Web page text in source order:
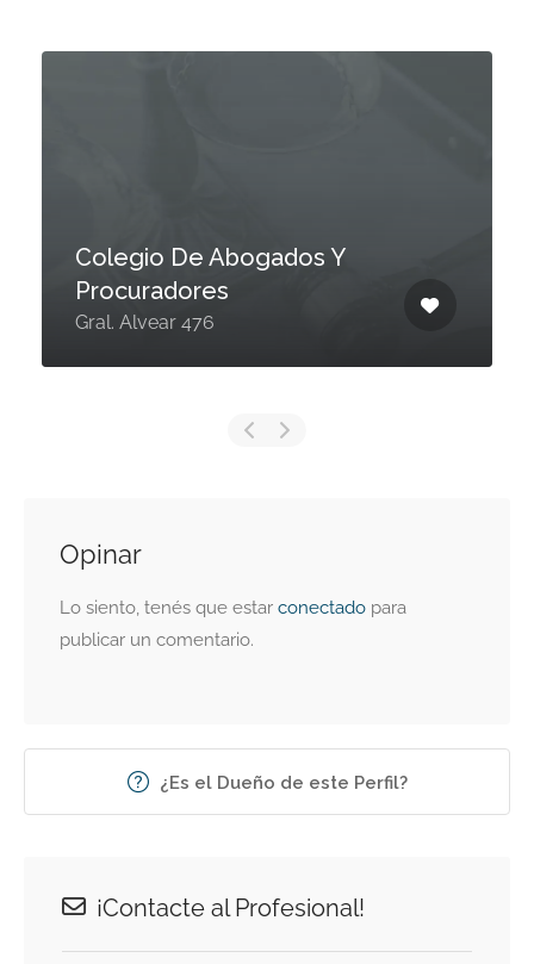
Colegio De Abogados Y
Procuradores
Gral. Alvear 476
Opinar
Lo siento, tenés que estar conectado para
publicar un comentario.
¿Es el Dueño de este Perfil?
¡Contacte al Profesional!